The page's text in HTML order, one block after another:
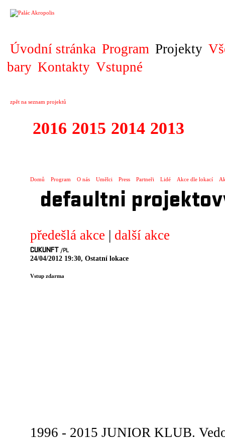
Úvodní stránka Program Projekty
bary Kontakty Vstupné
zpět na seznam projektů
2016 2015 2014 2013
Domů Program O nás Umělci Press Partneři Lidé Akce dle lokací
defaultni
předešlá akce | další akce
CUKUNFT /PL
24/04/2012 19:30, Ostatní lokace
Vstup zdarma
1996 - 2015 JUNIOR KLUB.